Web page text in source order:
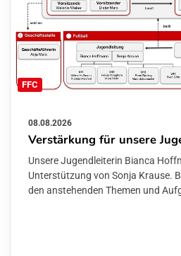
FFC
08.08.2026
Verstärkung für unsere
Unsere Jugendleiterin Bianca
Unterstützung von Sonja Krause.
den anstehenden Themen und